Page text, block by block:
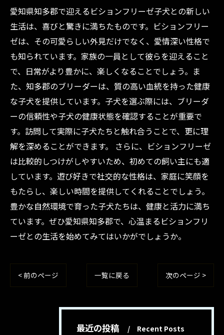
愛知県知多郡で迎えるビションフリーゼ子犬との新しい
生活は、喜びと驚きに満ちたものです。ビションフリー
ゼは、その可愛らしい外見だけでなく、愛情深い性格で
も知られています。家族の一員として彼らを迎えること
で、日常がより豊かに、楽しくなることでしょう。ま
た、知多郡のブリーダーは、質の高い血統を持った健康
な子犬を提供しています。子犬を選ぶ際には、ブリーダ
ーの信頼性や子犬の健康状態を確認することが重要で
す。訪問して実際に子犬たちと触れ合うことで、更に理
解を深めることができます。 さらに、ビションフリーゼ
は比較的しつけがしやすいため、初めての飼い主にも適
しています。遊び好きで社交的な性格は、家庭に笑顔を
もたらし、楽しい時間を提供してくれることでしょう。
豊かな自然環境で育った子犬たちは、健康と活力に満ち
ています。ぜひ愛知県知多郡で、心温まるビションフリ
ーゼとの生活を始めてみてはいかがでしょうか。
< 前のページ 一覧に戻る 次のページ >
最近の投稿 Recent Posts